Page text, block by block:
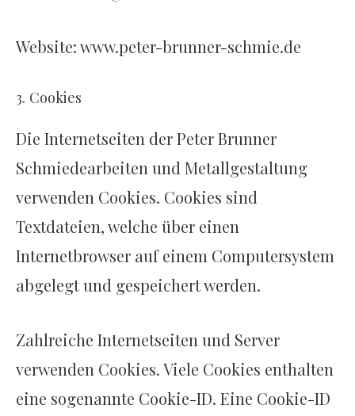
Website: www.peter-brunner-schmie.de
3. Cookies
Die Internetseiten der Peter Brunner
Schmiedearbeiten und Metallgestaltung
verwenden Cookies. Cookies sind
Textdateien, welche über einen
Internetbrowser auf einem Computersystem
abgelegt und gespeichert werden.
Zahlreiche Internetseiten und Server
verwenden Cookies. Viele Cookies enthalten
eine sogenannte Cookie-ID. Eine Cookie-ID